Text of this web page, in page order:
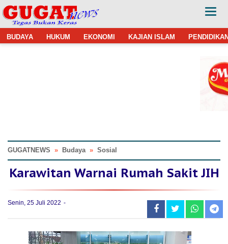
BUDAYA HUKUM EKONOMI KAJIAN ISLAM
GUGATNEWS » Budaya » Sosial
Karawitan Warnai Rumah Sakit JIH
Senin, 25 Juli 2022